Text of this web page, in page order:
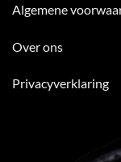
Algemene
Over ons
Privacyverklaring